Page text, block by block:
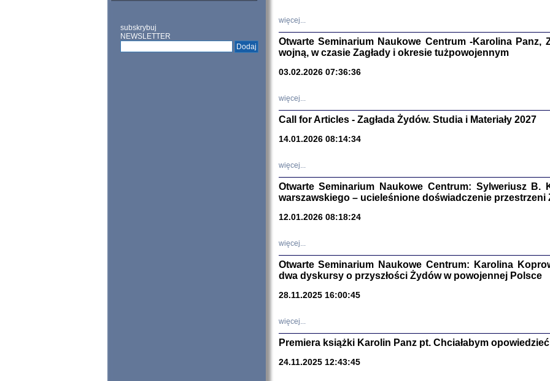
subskrybuj
NEWSLETTER
Zagłada
Sewek
'z
CZYTAJĄC
więcej...
Otwarte Seminarium Naukowe Centrum -Karolina Panz,
wojną, w czasie Zagłady i okresie tużpowojennym
03.02.2026 07:36:36
więcej...
Call for Articles - Zagłada Żydów. Studia i Materiały 2027
14.01.2026 08:14:34
więcej...
Otwarte Seminarium Naukowe Centrum: Sylweriusz B.
warszawskiego – ucieleśnione doświadczenie przestrzeni
12.01.2026 08:18:24
więcej...
Otwarte Seminarium Naukowe Centrum: Karolina
dwa dyskursy o przyszłości Żydów w powojennej Polsce
28.11.2025 16:00:45
więcej...
Premiera książki Karolin Panz pt. Chciałabym
24.11.2025 12:43:45